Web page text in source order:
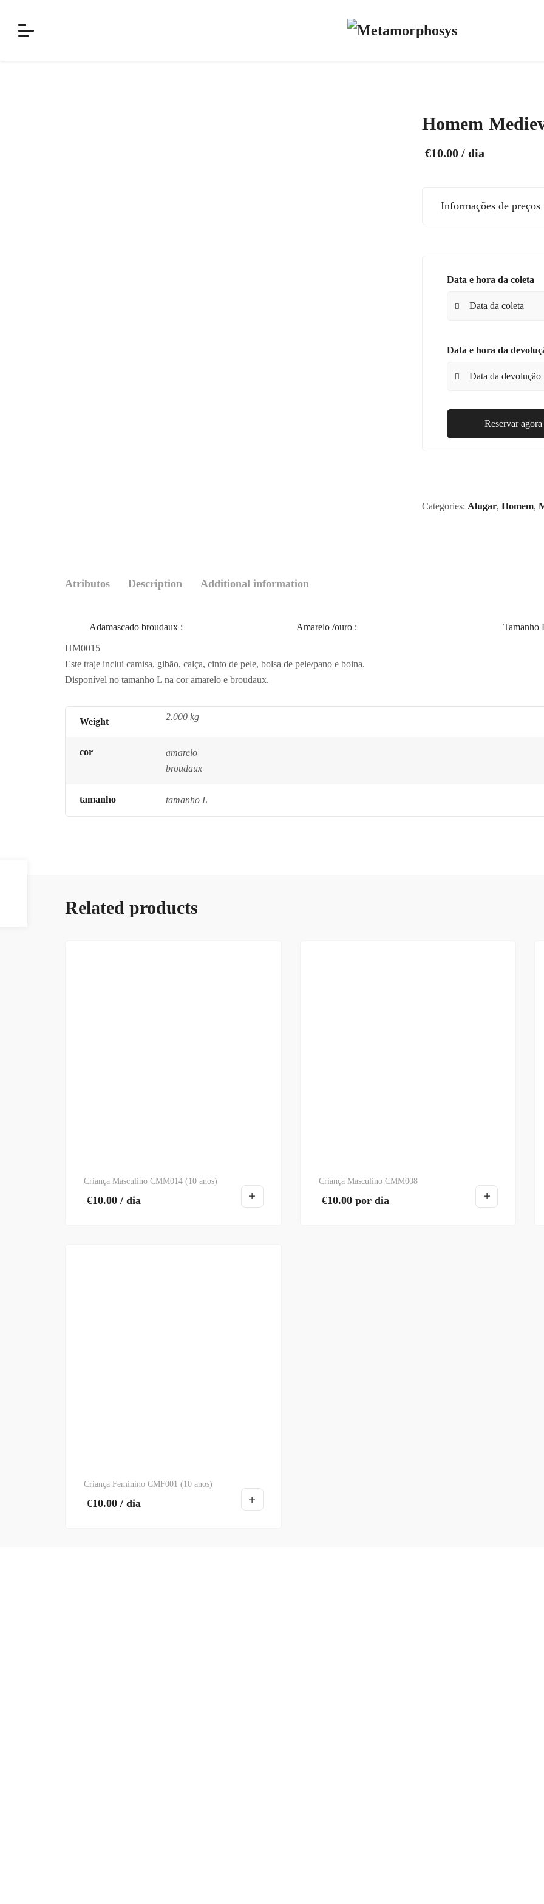
content
Homem
€10.00/ dia
Informações de preços
Data e hora da coleta
Data e hora da
Reservar agora
Categories: Alugar, Homem,
Atributos Description Additional information
Adamascado broudaux : Amarelo /ouro : Tamanho
HM0015
Este traje inclui camisa, gibão, calça, cinto de pele, bolsa de pele/pano e boina.
Disponível no tamanho L na cor amarelo e broudaux.
Weight 2.000 kg
cor
amarelo
broudaux
tamanho tamanho L
Related products
Criança Masculino CMM014 (10 anos)
€10.00 / dia
Criança Masculino CMM008
€10.00por dia
Criança Feminino CMF001 (10 anos)
€10.00 / dia